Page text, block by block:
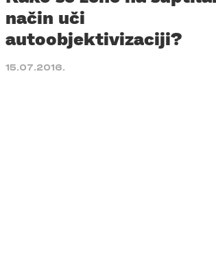
način uči
autoobjektivizaciji?
15.07.2016.